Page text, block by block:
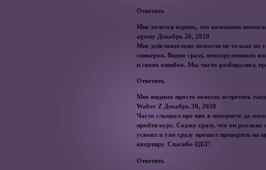
Ответить
Мне хочется верить, что компания
ageniy Декабрь 26, 2020
Мне действительно помогли не только
спикеров. Видно сразу, невооруженным
и своих ошибок. Мы часто разбирались
Ответить
Мне видимо просто повезло встретить
Walter Z Декабрь 30, 2020
Часто слышал про них в интернете до
пройти курс. Скажу сразу, что он
усвоил и уже сразу прошел проверять на
квартиру. Спасибо ЦБТ!
Ответить